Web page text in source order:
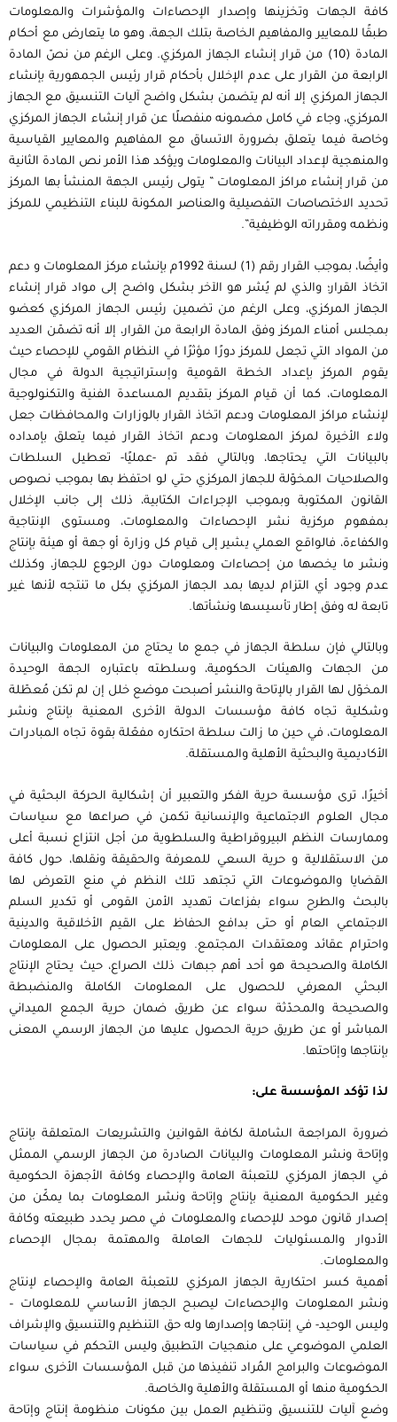
كافة الجهات وتخزينها وإصدار الإحصاءات والمؤشرات والمعلومات
طبقًا للمعايير والمفاهيم الخاصة بتلك الجهة، وهو ما يتعارض مع أحكام
المادة (10) من قرار إنشاء الجهاز المركزي. وعلى الرغم من نصّ المادة
الرابعة من القرار على عدم الإخلال بأحكام قرار رئيس الجمهورية بإنشاء
الجهاز المركزي إلا أنه لم يتضمن بشكل واضح آليات التنسيق مع الجهاز
المركزي، وجاء في كامل مضمونه منفصلًا عن قرار إنشاء الجهاز المركزي
وخاصة فيما يتعلق بضرورة الاتساق مع المفاهيم والمعايير القياسية
والمنهجية لإعداد البيانات والمعلومات ويؤكد هذا الأمر نص المادة الثانية
من قرار إنشاء مراكز المعلومات ” يتولى رئيس الجهة المنشأ بها المركز
تحديد الاختصاصات التفصيلية والعناصر المكونة للبناء التنظيمي للمركز
ونظمه ومقرراته الوظيفية”.
وأيضًا، بموجب القرار رقم (1) لسنة 1992م بإنشاء مركز المعلومات و دعم
اتخاذ القرار؛ والذي لم يُشر هو الآخر بشكل واضح إلى مواد قرار إنشاء
الجهاز المركزي، وعلى الرغم من تضمين رئيس الجهاز المركزي كعضو
بمجلس أمناء المركز وفق المادة الرابعة من القرار، إلا أنه تضمّن العديد
من المواد التي تجعل للمركز دورًا مؤثرًا في النظام القومي للإحصاء حيث
يقوم المركز بإعداد الخطة القومية وإستراتيجية الدولة في مجال
المعلومات، كما أن قيام المركز بتقديم المساعدة الفنية والتكنولوجية
لإنشاء مراكز المعلومات ودعم اتخاذ القرار بالوزارات والمحافظات جعل
ولاء الأخيرة لمركز المعلومات ودعم اتخاذ القرار فيما يتعلق بإمداده
بالبيانات التي يحتاجها، وبالتالي فقد تم -عمليًا- تعطيل السلطات
والصلاحيات المخوّلة للجهاز المركزي حتي لو احتفظ بها بموجب نصوص
القانون المكتوبة وبموجب الإجراءات الكتابية، ذلك إلى جانب الإخلال
بمفهوم مركزية نشر الإحصاءات والمعلومات، ومستوى الإنتاجية
والكفاءة، فالواقع العملي يشير إلى قيام كل وزارة أو جهة أو هيئة بإنتاج
ونشر ما يخصها من إحصاءات ومعلومات دون الرجوع للجهاز، وكذلك
عدم وجود أي التزام لديها بمد الجهاز المركزي بكل ما تنتجه لأنها غير
تابعة له وفق إطار تأسيسها ونشأتها.
وبالتالي فإن سلطة الجهاز في جمع ما يحتاج من المعلومات والبيانات
من الجهات والهيئات الحكومية، وسلطته باعتباره الجهة الوحيدة
المخوّل لها القرار بالإتاحة والنشر أصبحت موضع خلل إن لم تكن مُعطّلة
وشكلية تجاه كافة مؤسسات الدولة الأخرى المعنية بإنتاج ونشر
المعلومات، في حين ما زالت سلطة احتكاره مفعّلة بقوة تجاه المبادرات
الأكاديمية والبحثية الأهلية والمستقلة.
أخيرًا، ترى مؤسسة حرية الفكر والتعبير أن إشكالية الحركة البحثية في
مجال العلوم الاجتماعية والإنسانية تكمن في صراعها مع سياسات
وممارسات النظم البيروقراطية والسلطوية من أجل انتزاع نسبة أعلى
من الاستقلالية و حرية السعي للمعرفة والحقيقة ونقلها، حول كافة
القضايا والموضوعات التي تجتهد تلك النظم في منع التعرض لها
بالبحث والطرح سواء بفزاعات تهديد الأمن القومى أو تكدير السلم
الاجتماعي العام أو حتى بدافع الحفاظ على القيم الأخلاقية والدينية
واحترام عقائد ومعتقدات المجتمع. ويعتبر الحصول على المعلومات
الكاملة والصحيحة هو أحد أهم جبهات ذلك الصراع، حيث يحتاج الإنتاج
البحثي المعرفي للحصول على المعلومات الكاملة والمنضبطة
والصحيحة والمحدّثة سواء عن طريق ضمان حرية الجمع الميداني
المباشر أو عن طريق حرية الحصول عليها من الجهاز الرسمي المعنى
بإنتاجها وإتاحتها.
لذا تؤكد المؤسسة على:
ضرورة المراجعة الشاملة لكافة القوانين والتشريعات المتعلقة بإنتاج
وإتاحة ونشر المعلومات والبيانات الصادرة من الجهاز الرسمي الممثل
في الجهاز المركزي للتعبئة العامة والإحصاء وكافة الأجهزة الحكومية
وغير الحكومية المعنية بإنتاج وإتاحة ونشر المعلومات بما يمكّن من
إصدار قانون موحد للإحصاء والمعلومات في مصر يحدد طبيعته وكافة
الأدوار والمسئوليات للجهات العاملة والمهتمة بمجال الإحصاء
والمعلومات.
أهمية كسر احتكارية الجهاز المركزي للتعبئة العامة والإحصاء لإنتاج
ونشر المعلومات والإحصاءات ليصبح الجهاز الأساسي للمعلومات –
وليس الوحيد- في إنتاجها وإصدارها وله حق التنظيم والتنسيق والإشراف
العلمي الموضوعي على منهجيات التطبيق وليس التحكم في سياسات
الموضوعات والبرامج المُراد تنفيذها من قبل المؤسسات الأخرى سواء
الحكومية منها أو المستقلة والأهلية والخاصة.
وضع آليات للتنسيق وتنظيم العمل بين مكونات منظومة إنتاج وإتاحة